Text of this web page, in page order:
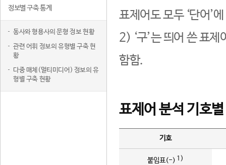
정보별 구축 통계
동사와 형용사의 문형 정보 현황
관련 어휘 정보의 유형별 구축 현
황
다중 매체(멀티미디어) 정보의 유
형별 구축 현황
표제어도 모두 ‘단어’
2) ‘구’는 띄어 쓴 표
함함.
표제어 분석 기호
기호
붙임표(-) 1)